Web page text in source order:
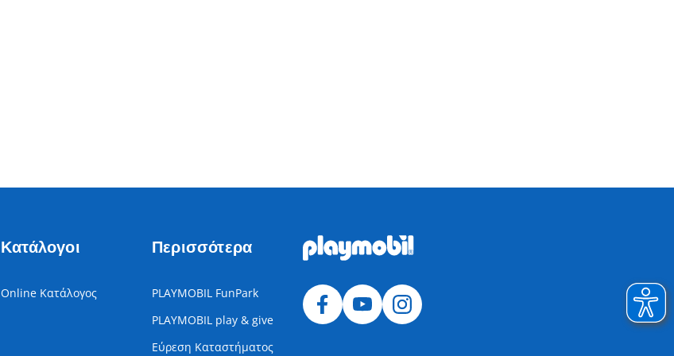
Κατάλογοι
Online Κατάλογος
Περισσότερα
PLAYMOBIL FunPark
PLAYMOBIL play & give
Εύρεση Καταστήματος